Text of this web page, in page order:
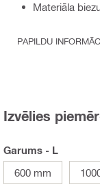
Materiāla
PAPILDU
Izvēlies
Garums - L
600 mm